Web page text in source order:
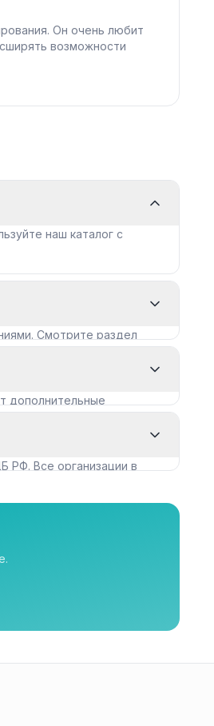
Он очень любит
возможности
наш каталог с
Смотрите раздел
дополнительные
РФ. Все организации в